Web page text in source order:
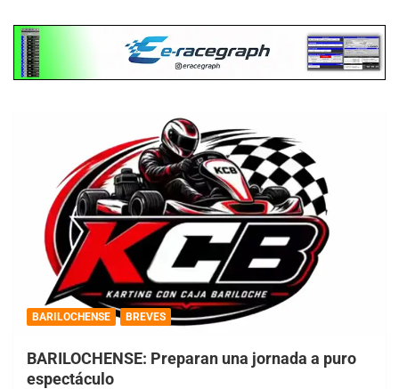
BARILOCHENSE BREVES
BARILOCHENSE: Preparan una jornada a puro
espectáculo